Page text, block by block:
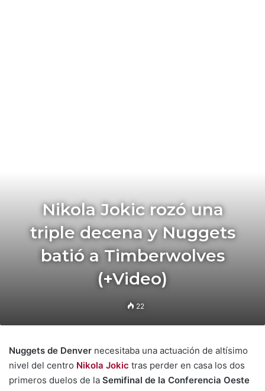
Nikola Jokic rozó una
triple decena y Nuggets
batió a Timberwolves
(+Video)
22
Nuggets de Denver necesitaba una actuación de altísimo
nivel del centro Nikola Jokic tras perder en casa los dos
primeros duelos de la Semifinal de la Conferencia Oeste